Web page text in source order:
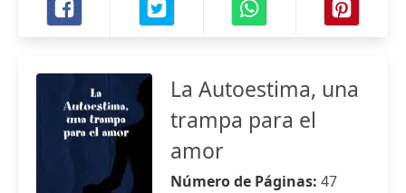
La Autoestima, una
trampa para el
amor
Número de Páginas: 47